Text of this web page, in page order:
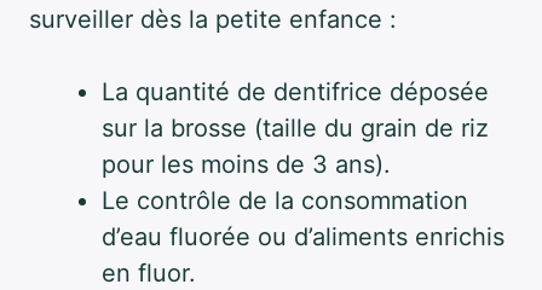
surveiller dès la petite enfance :
La quantité de dentifrice déposée
sur la brosse (taille du grain de riz
pour les moins de 3 ans).
Le contrôle de la consommation
d’eau fluorée ou d’aliments enrichis
en fluor.